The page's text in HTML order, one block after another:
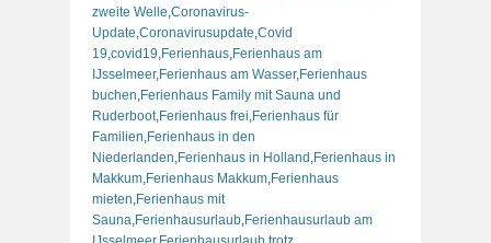
zweite Welle Coronavirus-
Update Coronavirusupdate Covid
19 covid19 Ferienhaus Ferienhaus am
IJsselmeer, Ferienhaus am Wasser, Ferienhaus
buchen Ferienhaus Family mit Sauna und
Ruderboot, Ferienhaus frei Ferienhaus für
Familien Ferienhaus in den
Niederlanden Ferienhaus in Holland Ferienhaus in
Makkum Ferienhaus Makkum Ferienhaus
mieten Ferienhaus mit
Sauna Ferienhausurlaub Ferienhausurlaub am